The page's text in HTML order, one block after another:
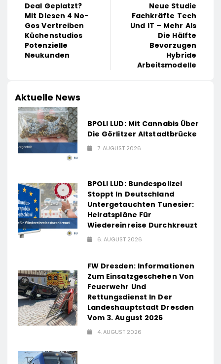
Deal Geplatzt?
Mit Diesen 4 No-
Gos Vertreiben
Küchenstudios
Potenzielle
Neukunden
Neue Studie
Fachkräfte Tech
Und IT – Mehr Als
Die Hälfte
Bevorzugen
Hybride
Arbeitsmodelle
Aktuelle News
BPOLI LUD: Mit Cannabis Über
Die Görlitzer Altstadtbrücke
7. AUGUST 2026
BPOLI LUD: Bundespolizei
Stoppt In Deutschland
Untergetauchten Tunesier:
Heiratspläne Für
Wiedereinreise Durchkreuzt
6. AUGUST 2026
FW Dresden: Informationen
Zum Einsatzgeschehen Von
Feuerwehr Und
Rettungsdienst In Der
Landeshauptstadt Dresden
Vom 3. August 2026
4. AUGUST 2026